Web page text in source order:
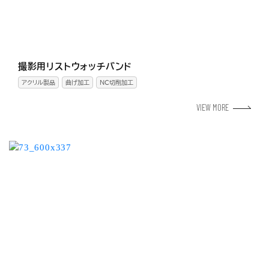
撮影用リストウォッチバンド
アクリル製品 曲げ加工 NC切削加工
VIEW MORE